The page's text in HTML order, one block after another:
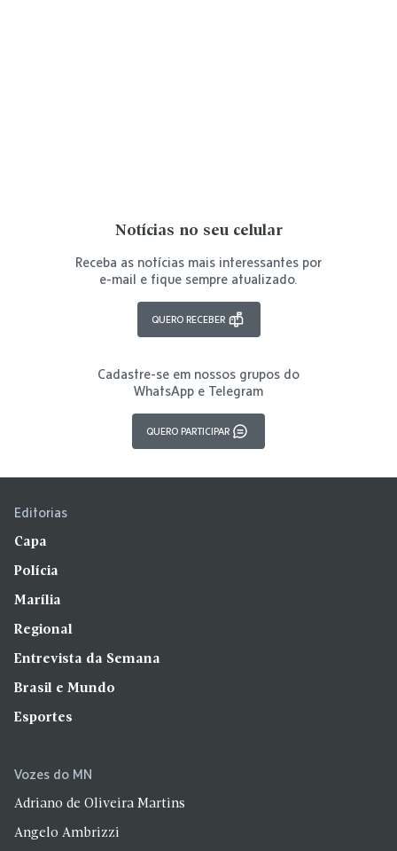
Notícias no seu celular
Receba as notícias mais interessantes por
e-mail e fique sempre atualizado.
QUERO RECEBER
Cadastre-se em nossos grupos do
WhatsApp e Telegram
QUERO PARTICIPAR
Editorias
Capa
Polícia
Marília
Regional
Entrevista da Semana
Brasil e Mundo
Esportes
Vozes do MN
Adriano de Oliveira Martins
Angelo Ambrizzi